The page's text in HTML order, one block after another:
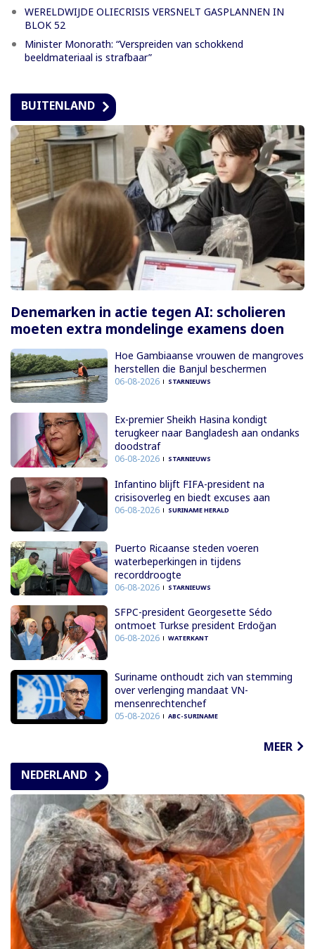
WERELDWIJDE OLIECRISIS VERSNELT GASPLANNEN IN
BLOK 52
Minister Monorath: “Verspreiden van schokkend
beeldmateriaal is strafbaar”
BUITENLAND
Denemarken in actie tegen AI: scholieren
moeten extra mondelinge examens doen
Hoe Gambiaanse vrouwen de mangroves
herstellen die Banjul beschermen
06-08-2026 STARNIEUWS
Ex-premier Sheikh Hasina kondigt
terugkeer naar Bangladesh aan ondanks
doodstraf
06-08-2026 STARNIEUWS
Infantino blijft FIFA-president na
crisisoverleg en biedt excuses aan
06-08-2026 SURINAME HERALD
Puerto Ricaanse steden voeren
waterbeperkingen in tijdens
recorddroogte
06-08-2026 STARNIEUWS
SFPC-president Georgesette Sédo
ontmoet Turkse president Erdoğan
06-08-2026 WATERKANT
Suriname onthoudt zich van stemming
over verlenging mandaat VN-
mensenrechtenchef
05-08-2026 ABC-SURINAME
MEER
NEDERLAND